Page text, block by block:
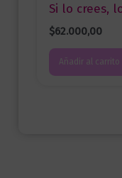
Si lo crees,
$62.000,00
Añadir al carrito